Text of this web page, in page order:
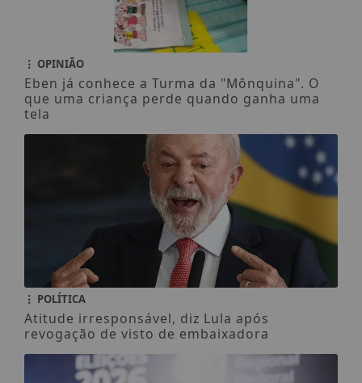
OPINIÃO
Eben já conhece a Turma da "Mônquina". O
que uma criança perde quando ganha uma
tela
POLÍTICA
Atitude irresponsável, diz Lula após
revogação de visto de embaixadora